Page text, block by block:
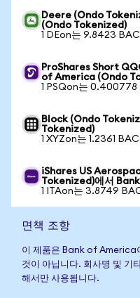
Deere (Ondo
(Ondo Tokenized)
1 DEon는 9.8423
ProShares Short
of America (Ondo
1 PSQon는 0.400778
Block (Ondo
Tokenized)
1 XYZon는 1.2361
iShares US
Tokenized)에서
1 ITAon는 3.8749
면책 조항
이 제품은 Bank of America
것이 아닙니다. 회사명 및 기
해서만 사용됩니다.